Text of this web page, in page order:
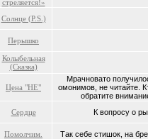
стреляется!»
Солнце (P.S.)
Перышко
Колыбельная
(Сказка)
Цена "НЕ"
Мрачновато
омонимов, не читайте.
обратите
Сердце К вопросу о
Помолчим. Так себе стишок, на